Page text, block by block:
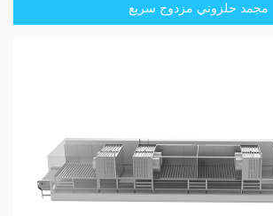
مجمد حلزوني مزدوج سريع